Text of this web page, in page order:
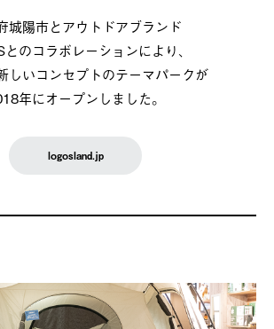
城陽市とアウトドアブランド
とのコラボレーションにより、
しいコンセプトのテーマパークが
年にオープンしました。
logosland.jp